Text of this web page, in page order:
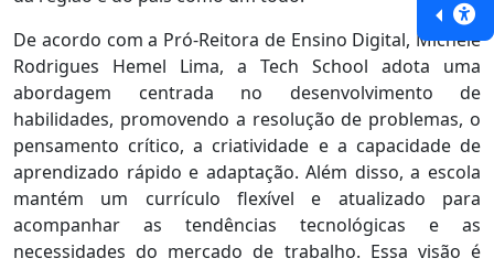
De acordo com a Pró-Reitora de Ensino Digital, Michele
Rodrigues Hemel Lima, a Tech School adota uma
abordagem centrada no desenvolvimento de
habilidades, promovendo a resolução de problemas, o
pensamento crítico, a criatividade e a capacidade de
aprendizado rápido e adaptação. Além disso, a escola
mantém um currículo flexível e atualizado para
acompanhar as tendências tecnológicas e as
necessidades do mercado de trabalho. Essa visão é